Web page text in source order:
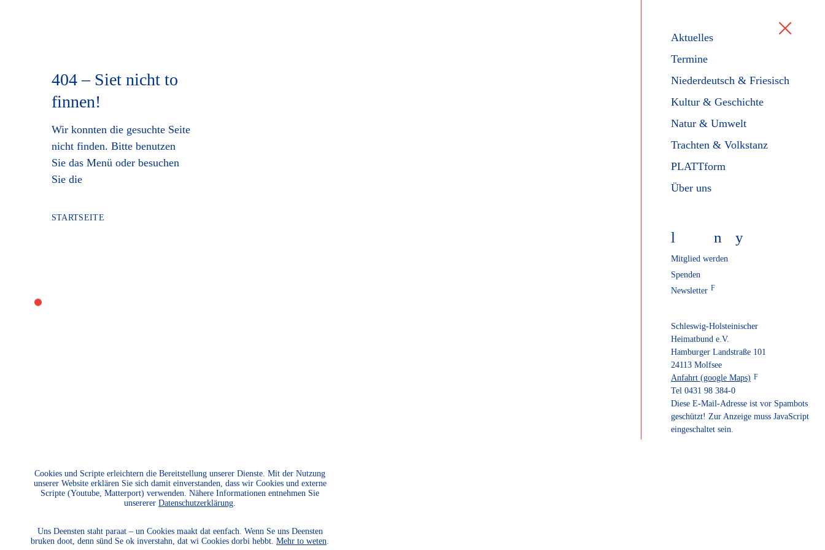
Aktuelles
Termine
Niederdeutsch & Friesisch
Kultur & Geschichte
Natur & Umwelt
Trachten & Volkstanz
PLATTform
Über uns
l n y
Mitglied werden
Spenden
Newsletter
Schleswig-Holsteinischer
Heimatbund e.V.
Hamburger Landstraße 101
24113 Molfsee
Anfahrt (google Maps)
Tel 0431 98 384-0
Diese E-Mail-Adresse ist vor Spambots
geschützt! Zur Anzeige muss JavaScript
eingeschaltet sein.
404 – Siet nicht to
finnen!
Wir konnten die gesuchte Seite
nicht finden. Bitte benutzen
Sie das Menü oder besuchen
Sie die
STARTSEITE
Section%201
Cookies und Scripte erleichtern die Bereitstellung unserer Dienste. Mit der Nutzung
unserer Website erklären Sie sich damit einverstanden, dass wir Cookies und externe
Scripte (Youtube, Matterport) verwenden. Nähere Informationen entnehmen Sie
unsererer Datenschutzerklärung
Uns Deensten staht paraat – un Cookies maakt dat eenfach. Wenn Se uns Deensten
bruken doot, denn sünd Se ok inverstahn, dat wi Cookies dorbi hebbt. Mehr to weten